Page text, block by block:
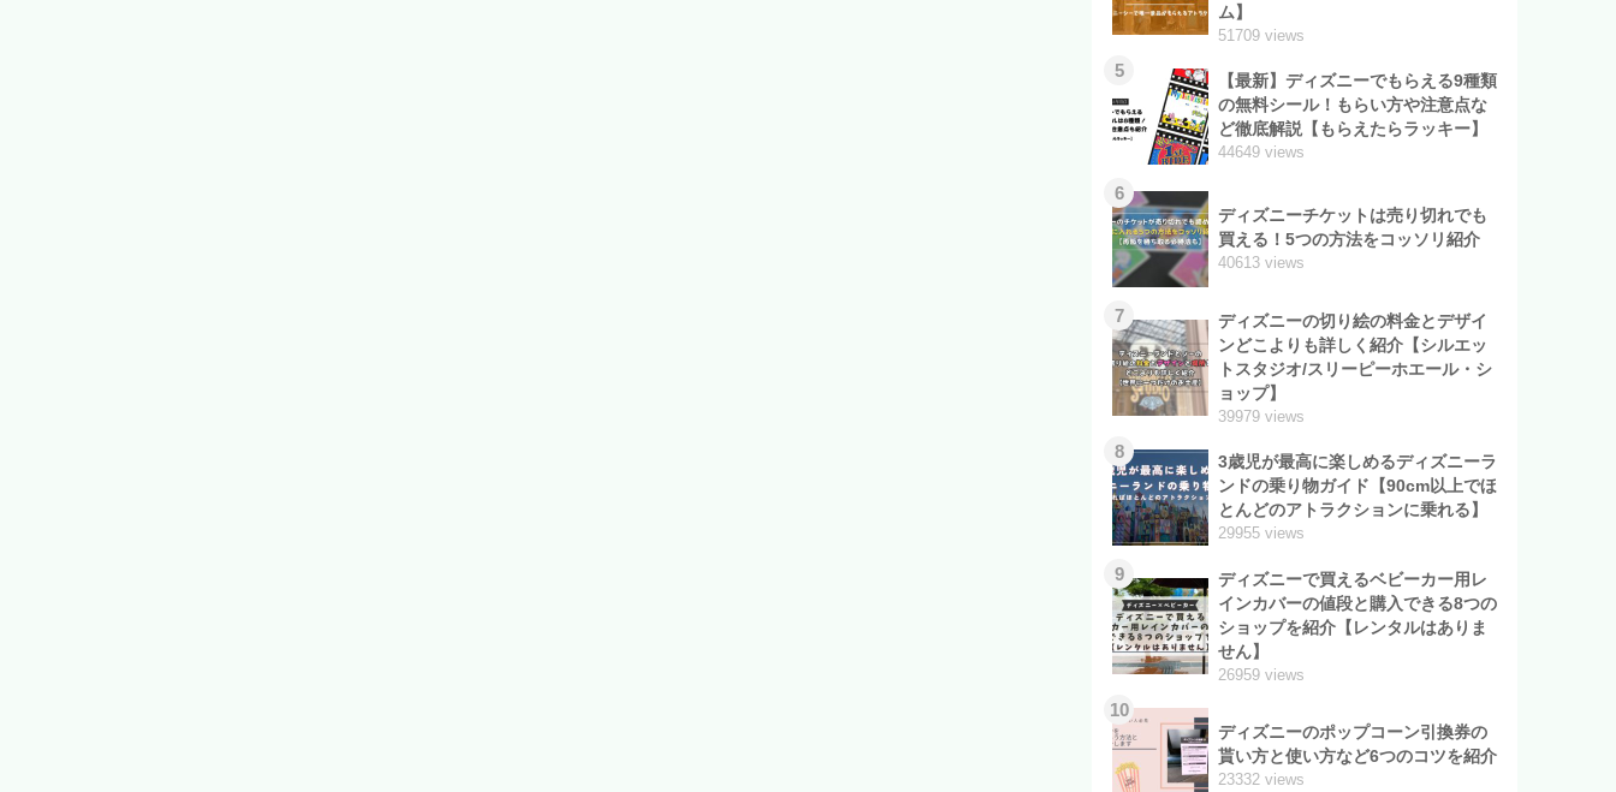
ム】
51709 views
5
【最新】ディズニーでもらえる9種類
の無料シール！もらい方や注意点な
ど徹底解説【もらえたらラッキー】
44649 views
6
ディズニーチケットは売り切れでも
買える！5つの方法をコッソリ紹介
40613 views
7
ディズニーの切り絵の料金とデザイ
ンどこよりも詳しく紹介【シルエッ
トスタジオ/スリーピーホエール・シ
ョップ】
39979 views
8
3歳児が最高に楽しめるディズニーラ
ンドの乗り物ガイド【90cm以上でほ
とんどのアトラクションに乗れる】
29955 views
9
ディズニーで買えるベビーカー用レ
インカバーの値段と購入できる8つの
ショップを紹介【レンタルはありま
せん】
26959 views
10
ディズニーのポップコーン引換券の
貰い方と使い方など6つのコツを紹介
23332 views